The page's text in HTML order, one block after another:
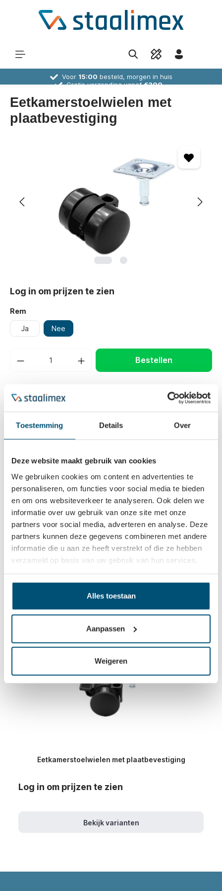
Toestemming Details Over
Deze website maakt gebruik van cookies
We gebruiken cookies om content en advertenties te
personaliseren, om functies voor social media te bieden
en om ons websiteverkeer te analyseren. Ook delen we
informatie over uw gebruik van onze site met onze
partners voor social media, adverteren en analyse. Deze
partners kunnen deze gegevens combineren met andere
informatie die u aan ze heeft verstrekt of die ze hebben
verzameld op basis van uw gebruik van hun services.
Alles toestaan
Aanpassen
Weigeren
Voor 15:00 besteld, morgen in huis
Gratis verzending vanaf€300,-
Eetkamerstoelwielen met
plaatbevestiging
Log in om prijzen te zien
Rem
Ja Nee
Bestellen
Plaatafmeting 38x38 mm
Wieldiameter
Draagvermogen 50 kg
Beschrijving
Deze zwarte nylon dubbelrollen hebben een wieldiameter
van Ø37mmen zijn verkrijgbaar met of zonder wielrem. De
wielen hebben… Meer
Eigenschappen
Vaak samen gekocht
Eetkamerstoelwielen met plaatbevestiging
Log in om prijzen te zien
Bekijk varianten